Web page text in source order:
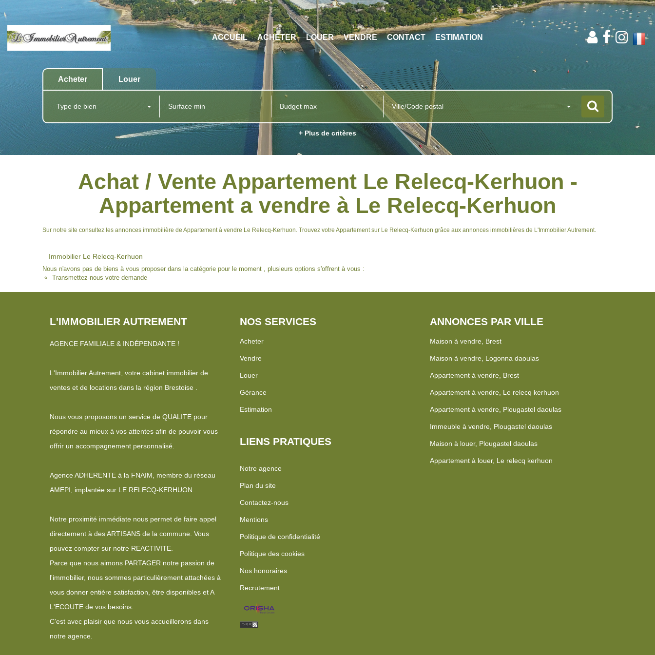
ACCUEIL ACHETER LOUER VENDRE CONTACT ESTIMATION
Acheter Louer
Type de bien Ville/Code postal
+ Plus de critères
Achat / Vente Appartement Le Relecq-Kerhuon -
Appartement a vendre à Le Relecq-Kerhuon
Sur notre site consultez les annonces immobilière de Appartement à vendre Le Relecq-Kerhuon. Trouvez votre Appartement sur Le Relecq-Kerhuon grâce aux annonces immobilières de L'Immobilier Autrement.
Immobilier Le Relecq-Kerhuon
Nous n'avons pas de biens à vous proposer dans la catégorie pour le moment , plusieurs options s'offrent à vous :
Transmettez-nous votre demande
L'IMMOBILIER AUTREMENT
AGENCE FAMILIALE & INDÉPENDANTE !
L'Immobilier Autrement, votre cabinet immobilier de
ventes et de locations dans la région Brestoise .
Nous vous proposons un service de QUALITE pour
répondre au mieux à vos attentes afin de pouvoir vous
offrir un accompagnement personnalisé.
Agence ADHERENTE à la FNAIM, membre du réseau
AMEPI, implantée sur LE RELECQ-KERHUON.
Notre proximité immédiate nous permet de faire appel
directement à des ARTISANS de la commune. Vous
pouvez compter sur notre REACTIVITE.
Parce que nous aimons PARTAGER notre passion de
l'immobilier, nous sommes particulièrement attachées à
vous donner entière satisfaction, être disponibles et A
L'ECOUTE de vos besoins.
C'est avec plaisir que nous vous accueillerons dans
notre agence.
NOS SERVICES
Acheter
Vendre
Louer
Gérance
Estimation
LIENS PRATIQUES
Notre agence
Plan du site
Contactez-nous
Mentions
Politique de confidentialité
Politique des cookies
Nos honoraires
Recrutement
ANNONCES PAR VILLE
Maison à vendre, Brest
Maison à vendre, Logonna daoulas
Appartement à vendre, Brest
Appartement à vendre, Le relecq kerhuon
Appartement à vendre, Plougastel daoulas
Immeuble à vendre, Plougastel daoulas
Maison à louer, Plougastel daoulas
Appartement à louer, Le relecq kerhuon